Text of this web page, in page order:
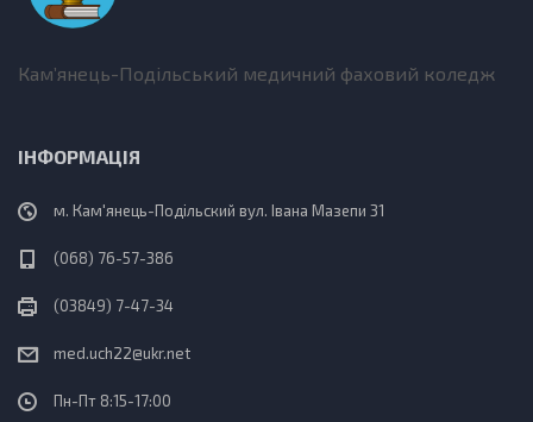
v
g
a
t
i
o
Кам’янець-Подільський медичний фаховий коледж
ІНФОРМАЦІЯ
м. Кам'янець-Подільский вул. Івана Мазепи 31
(068) 76-57-386
(03849) 7-47-34
med.uch22@ukr.net
Пн-Пт 8:15-17:00